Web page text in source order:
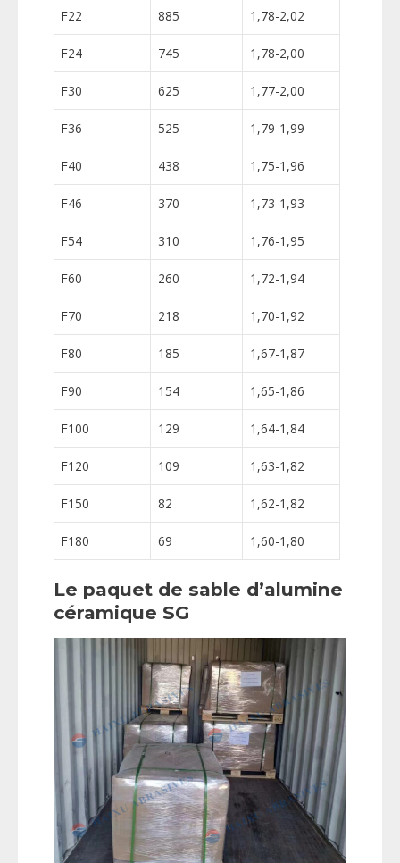
F22 885 1,78-2,02
F24 745 1,78-2,00
F30 625 1,77-2,00
F36 525 1,79-1,99
F40 438 1,75-1,96
F46 370 1,73-1,93
F54 310 1,76-1,95
F60 260 1,72-1,94
F70 218 1,70-1,92
F80 185 1,67-1,87
F90 154 1,65-1,86
F100 129 1,64-1,84
F120 109 1,63-1,82
F150 82 1,62-1,82
F180 69 1,60-1,80
Le paquet de sable d’alumine
céramique SG